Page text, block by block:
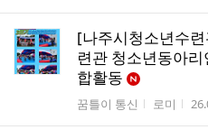
[나주시청소년수
련관 청소년동아
합활동
게시판명
꿈틀이 통신 작성자
로미 작